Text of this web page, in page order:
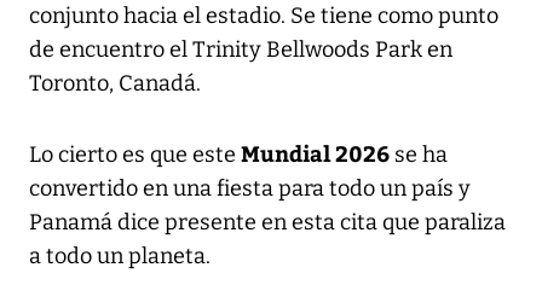
conjunto hacia el estadio. Se tiene como punto
de encuentro el Trinity Bellwoods Park en
Toronto, Canadá.
Lo cierto es que este Mundial 2026 se ha
convertido en una fiesta para todo un país y
Panamá dice presente en esta cita que paraliza
a todo un planeta.